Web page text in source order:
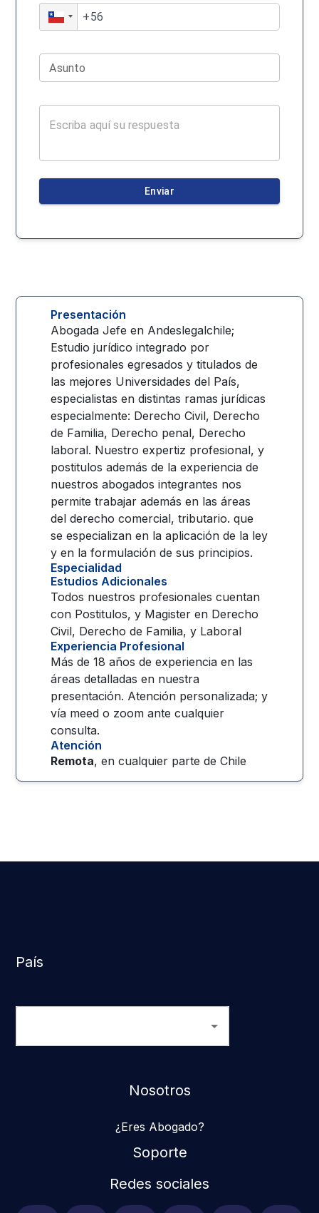
Asunto
Enviar
Presentación
Abogada Jefe en Andeslegalchile;
Estudio jurídico integrado por
profesionales egresados y titulados de
las mejores Universidades del País,
especialistas en distintas ramas jurídicas
especialmente: Derecho Civil, Derecho
de Familia, Derecho penal, Derecho
laboral. Nuestro expertiz profesional, y
postitulos además de la experiencia de
nuestros abogados integrantes nos
permite trabajar además en las áreas
del derecho comercial, tributario. que
se especializan en la aplicación de la ley
y en la formulación de sus principios.
Especialidad
Estudios Adicionales
Todos nuestros profesionales cuentan
con Postitulos, y Magister en Derecho
Civil, Derecho de Familia, y Laboral
Experiencia Profesional
Más de 18 años de experiencia en las
áreas detalladas en nuestra
presentación. Atención personalizada; y
vía meed o zoom ante cualquier
consulta.
Atención
Remota, en cualquier parte deChile
País
Nosotros
¿Eres Abogado?
Soporte
Redes sociales